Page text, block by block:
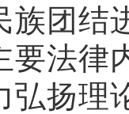
族团结
要法律
弘扬理